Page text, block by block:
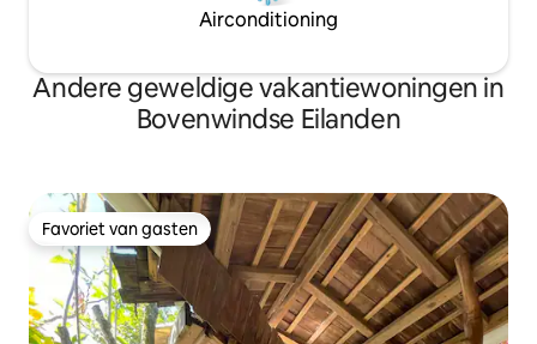
Airconditioning
Andere geweldige vakantiewoningen in
Bovenwindse Eilanden
Favoriet van gasten
Favoriet van gasten